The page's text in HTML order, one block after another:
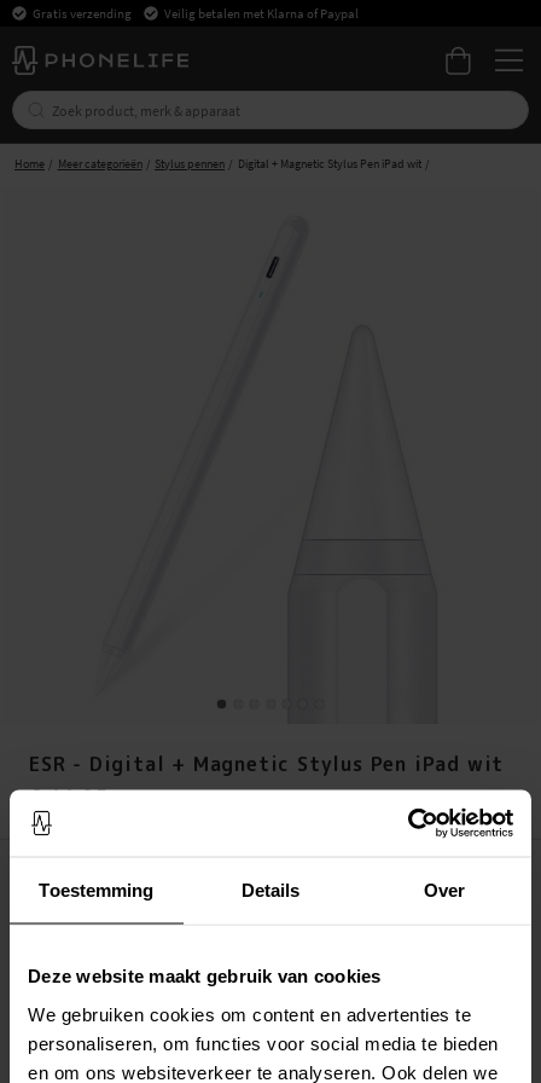
Toestemming Details Over
Deze website maakt gebruik van cookies
We gebruiken cookies om content en advertenties te
personaliseren, om functies voor social media te bieden
en om ons websiteverkeer te analyseren. Ook delen we
Gratis verzending Veilig betalen met Klarna of Paypal
Home Meer categorieën Stylus pennen Digital + Magnetic Stylus Pen iPad wit
ESR - Digital + Magnetic Stylus Pen iPad wit
Prijs:€ 44,95
€ 44,95
Op voorraad (13 stuks)
Altijd gratis verzending
Snelle levering met DHL, Budbee of Postnord
Verstuurd vanuit ons magazijn in Zweden
Veilig betalen met Klarna of Paypal